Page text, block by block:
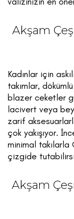
Akşam
Kadınlar için
takımlar,
blazer ceketler
lacivert veya
zarif
çok yakışıyor.
minimal
çizgide
Akşam